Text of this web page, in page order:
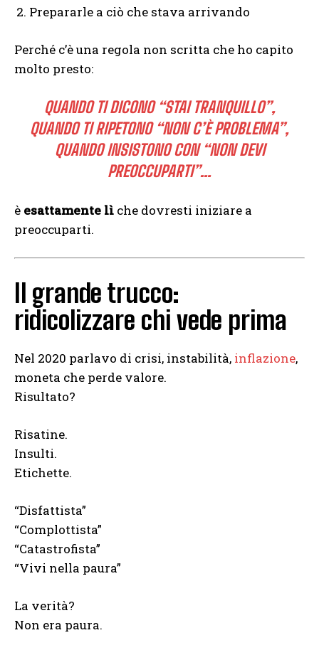
Prepararle a ciò che stava arrivando
Perché c’è una regola non scritta che ho capito
molto presto:
QUANDO TI DICONO “STAI TRANQUILLO”,
QUANDO TI RIPETONO “NON C’È PROBLEMA”,
QUANDO INSISTONO CON “NON DEVI
PREOCCUPARTI”…
è esattamente lì che dovresti iniziare a
preoccuparti.
Il grande trucco:
ridicolizzare chi vede prima
Nel 2020 parlavo di crisi, instabilità, inflazione,
moneta che perde valore.
Risultato?
Risatine.
Insulti.
Etichette.
“Disfattista”
“Complottista”
“Catastrofista”
“Vivi nella paura”
La verità?
Non era paura.